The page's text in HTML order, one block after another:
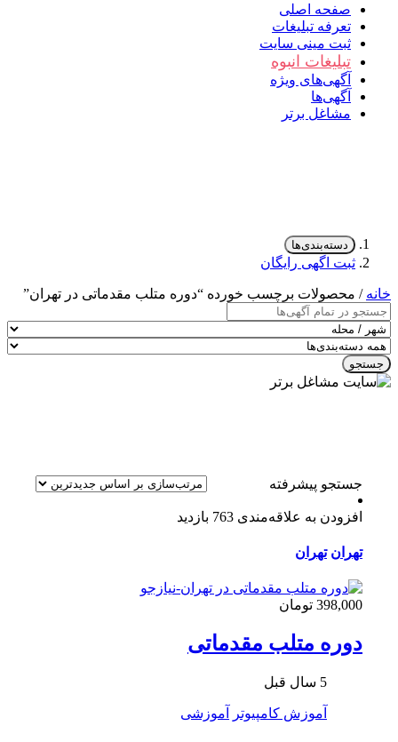
صفحه اصلی
تعرفه تبلیغات
ثبت مینی سایت
تبلیغات انبوه
آگهی‌های ویژه
آگهی‌ها
مشاغل برتر
دسته‌بندی‌ها
ثبت اگهی رایگان
خانه / محصولات برچسب خورده “دوره متلب مقدماتی در تهران”
جستجو
جستجو پیشرفته
افزودن به علاقه‌مندی 763 بازدید
تهران تهران
398,000 تومان
دوره متلب مقدماتی
5 سال قبل
آموزش کامپیوتر آموزشی